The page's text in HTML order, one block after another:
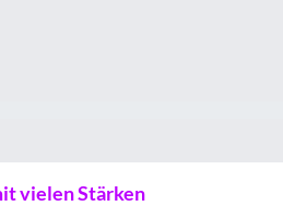
vielen Stärken